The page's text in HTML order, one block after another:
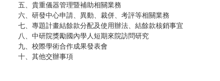
五、貴重儀器管理暨補助相關業務
六、研發中心申請、異動、裁併、考評等相關業務
七、專題計畫結餘款分配及使用辦法、結餘款核銷事宜
八、中研院獎勵國內學人短期來院訪​問研究
九、校際學術合作成果發表會
十、其他交辦事項